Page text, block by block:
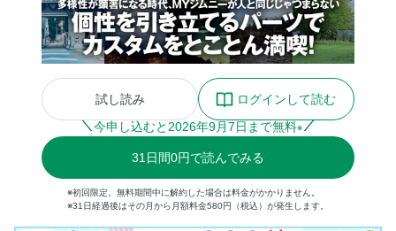
試し読み
ログインして読む
今申し込むと 2026年9月7日まで無料※
31 日間0円で読んでみる
※初回限定。無料期間中に解約した場合は料金がかかりません。
※31日経過後はその月から月額料金580円（税込）が発生します。